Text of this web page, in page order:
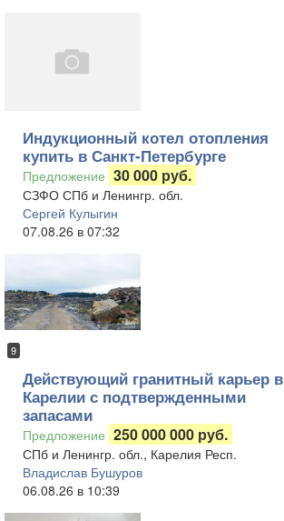
Индукционный котел отопления
купить в Санкт-Петербурге
Предложение 30 000 руб.
СЗФО СПб и Ленингр. обл.
Сергей Кулыгин
07.08.26 в 07:32
9
Действующий гранитный карьер в
Карелии с подтвержденными
запасами
Предложение 250 000 000 руб.
СПб и Ленингр. обл., Карелия Респ.
Владислав Бушуров
06.08.26 в 10:39